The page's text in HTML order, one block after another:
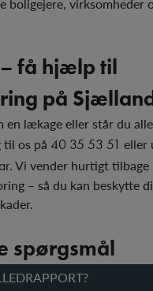
få hjælp til
på
en lækage eller står du
til os på 40 35 53 51 eller
. Vi vender hurtigt tilbage
– så du kan beskytte
spørgsmål